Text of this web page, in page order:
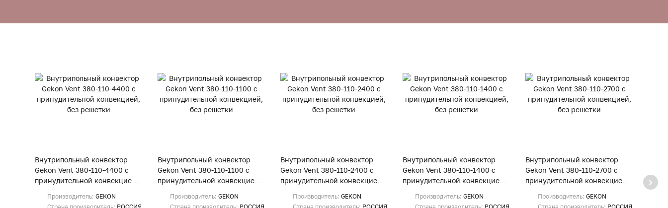
Внутрипольный конвектор
Gekon Vent 380-110-4400 с
принудительной конвекцией,
Производитель: GEKON
Внутрипольный конвектор
Gekon Vent 380-110-1100 с
принудительной конвекцией,
Производитель: GEKON
Внутрипольный конвектор
Gekon Vent 380-110-2400 с
принудительной конвекцией,
Производитель: GEKON
Внутрипольный конвектор
Gekon Vent 380-110-1400 с
принудительной конвекцией,
Производитель:GEKON
Внутрипольный конвектор
Gekon Vent 380-110-2700 с
принудительной конвекцией,
Производитель:GEKON
без